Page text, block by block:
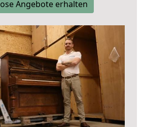
Angebote erhalten